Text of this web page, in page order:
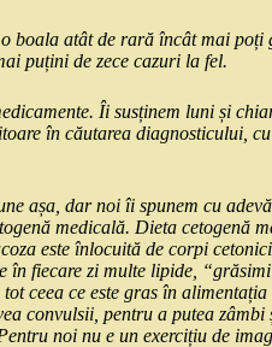
boala atât de rară încât mai poți
puțini de zece cazuri la fel.
Îi susținem luni și
în căutarea diagnosticului,
așa, dar noi îi spunem cu
medicală. Dieta cetogenă
este înlocuită de corpi
în fiecare zi multe lipide,
ceea ce este gras în
convulsii, pentru a putea zâmbi
noi nu e un exercițiu de